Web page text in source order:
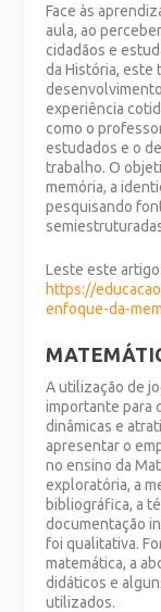
Face às
aula, ao
cidadãos e
da História, este
experiência
como o
estudados e o
trabalho. O
memória, a
pesquisando
Leste este artigo:
https://
enfoque-da-
A utilização de
importante para
dinâmicas e
apresentar o
no ensino da
exploratória, a
bibliográfica, a
documentação
foi qualitativa.
matemática, a
didáticos e
utilizados.